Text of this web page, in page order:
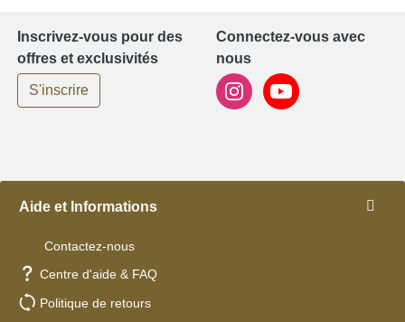
Inscrivez-vous pour des
offres et exclusivités
S'inscrire
Connectez-vous avec
nous
Aide et Informations
Contactez-nous
Centre d'aide & FAQ
Politique de retours